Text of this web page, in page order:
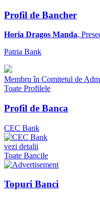
Profil de Bancher
Horia Dragos Manda,
Patria Bank
Membru în Comitetul de
Toate Profilele
Profil de Banca
CEC Bank
vezi detalii
Toate Bancile
Topuri Banci